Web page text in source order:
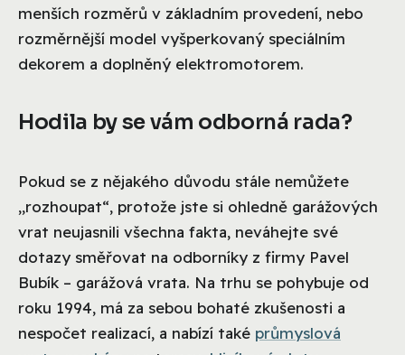
menších rozměrů v základním provedení, nebo
rozměrnější model vyšperkovaný speciálním
dekorem a doplněný elektromotorem.
Hodila by se vám odborná rada?
Pokud se z nějakého důvodu stále nemůžete
„rozhoupat“, protože jste si ohledně garážových
vrat neujasnili všechna fakta, neváhejte své
dotazy směřovat na odborníky z firmy Pavel
Bubík – garážová vrata. Na trhu se pohybuje od
roku 1994, má za sebou bohaté zkušenosti a
nespočet realizací, a nabízí také průmyslová